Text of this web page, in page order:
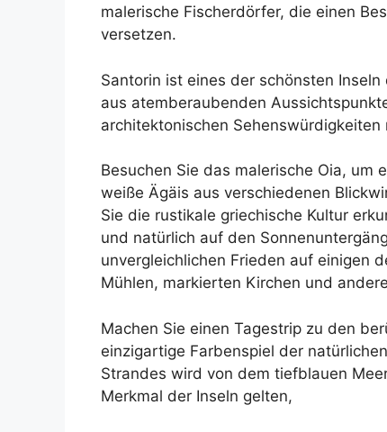
malerische Fischerdörfer, die einen
versetzen.
Santorin ist eines der schönsten
aus atemberaubenden
architektonischen
Besuchen Sie das malerische Oia, um
weiße Ägäis aus verschiedenen
Sie die rustikale griechische Kultur
und natürlich auf den
unvergleichlichen Frieden auf einigen
Mühlen, markierten Kirchen und
Machen Sie einen Tagestrip zu den
einzigartige Farbenspiel der
Strandes wird von dem tiefblauen
Merkmal der Inseln gelten,